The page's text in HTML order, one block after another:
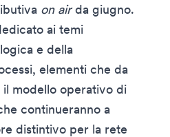
on airda giugno.
ai temi
e della
elementi che da
modello operativo di
continueranno a
distintivo per la rete